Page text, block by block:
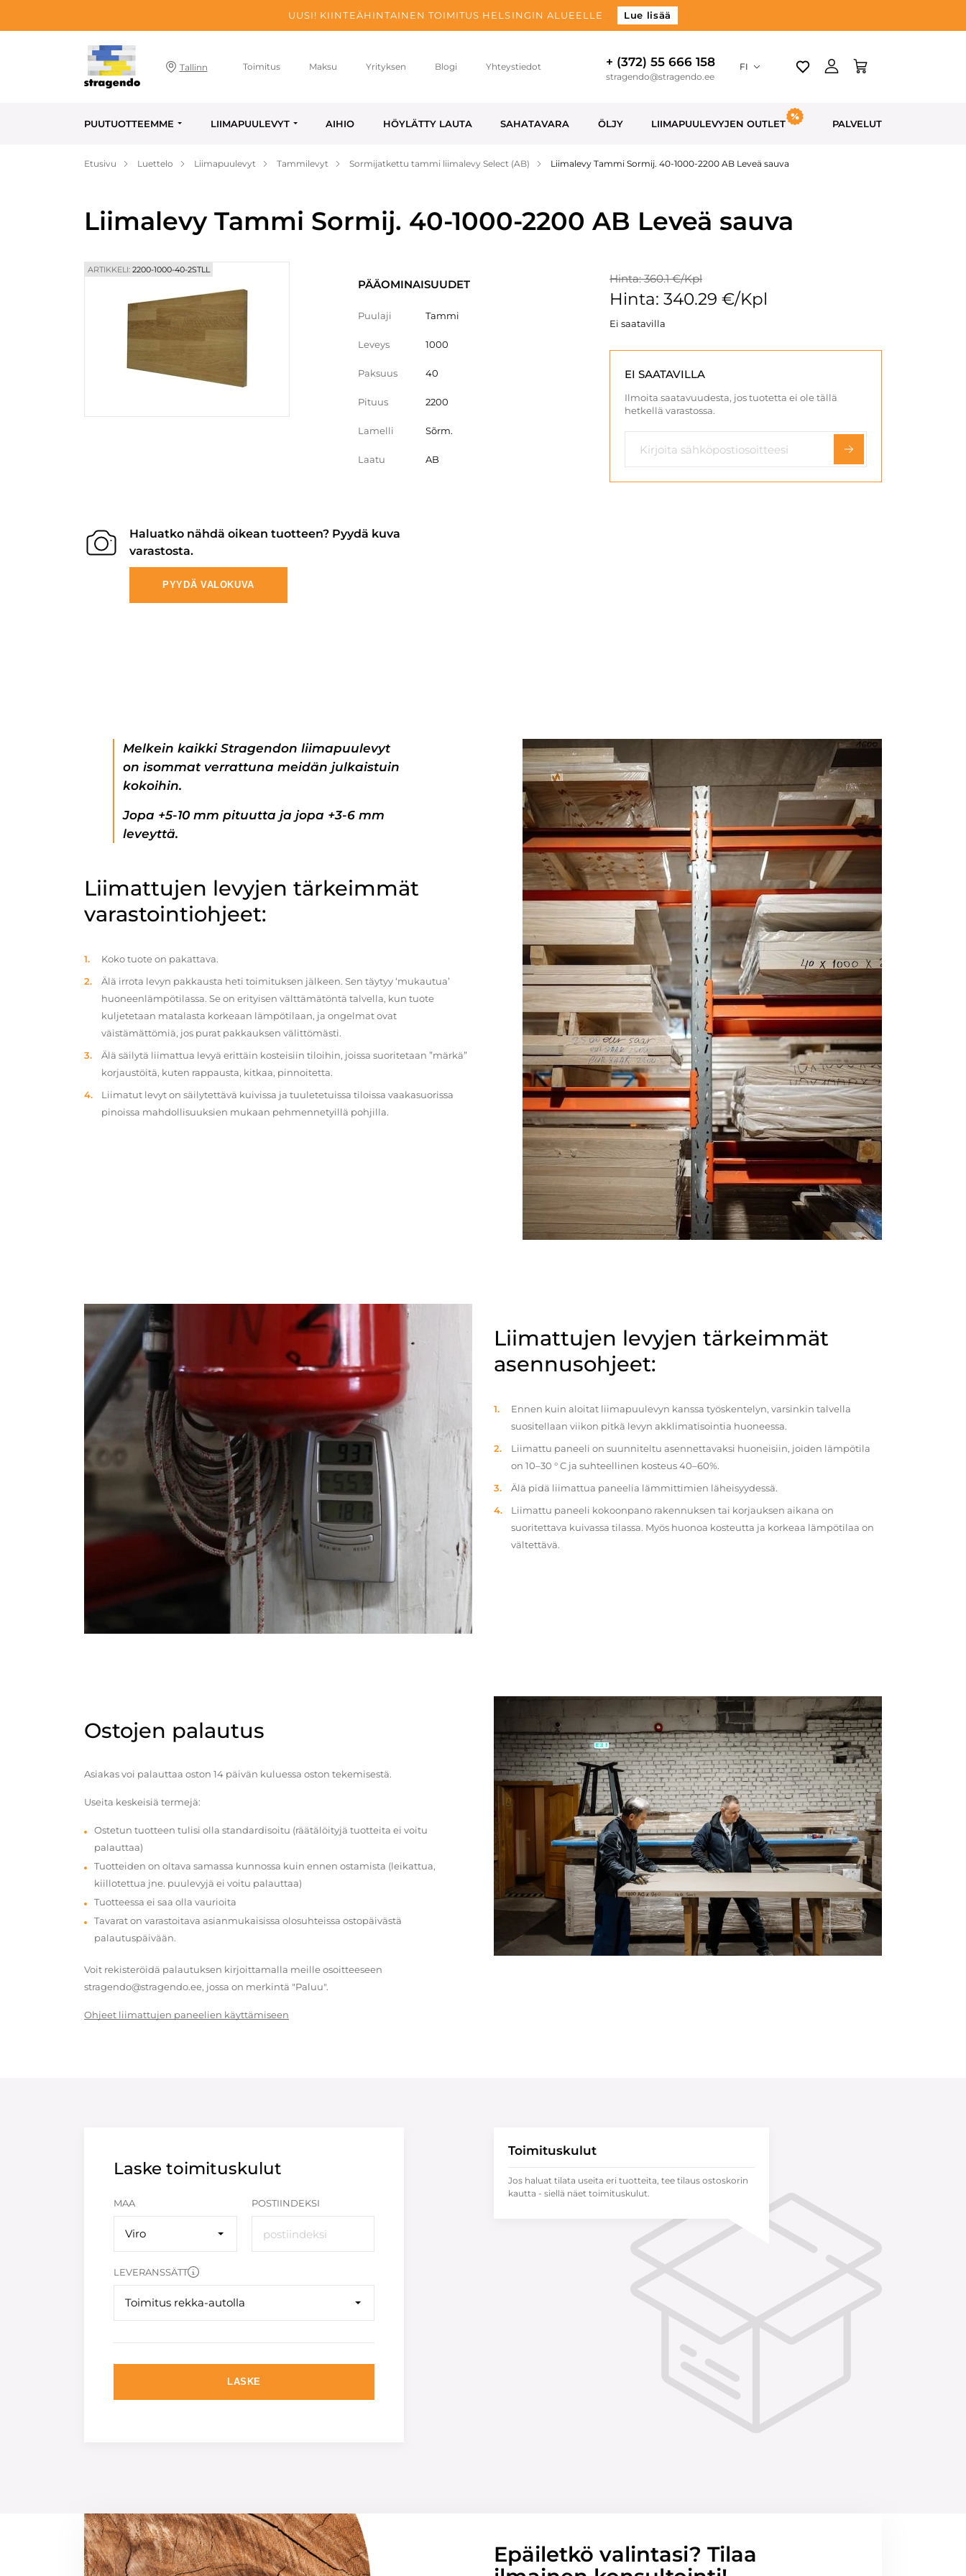
UUSI! KIINTEÄHINTAINEN TOIMITUS HELSINGIN ALUEELLE Lue lisää
Tallinn Toimitus Maksu Yrityksen Blogi Yhteystiedot + (372) 55 666 158
stragendo@stragendo.ee
FI
PUUTUOTTEEMME LIIMAPUULEVYT AIHIO HÖYLÄTTY LAUTA SAHATAVARA ÖLJY LIIMAPUULEVYJEN OUTLET PALVELUT
Etusivu Luettelo Liimapuulevyt Tammilevyt Sormijatkettu tammi liimalevy Select (AB) Liimalevy Tammi Sormij. 40-1000-2200 AB Leveä sauva
Liimalevy Tammi Sormij. 40-1000-2200 AB Leveä sauva
ARTIKKELI: 2200-1000-40-2STLL
PÄÄOMINAISUUDET
Puulaji Tammi
Leveys 1000
Paksuus 40
Pituus 2200
Lamelli Sõrm.
Laatu AB
Hinta: 360.1 €/Kpl
Hinta: 340.29 €/Kpl
Ei saatavilla
EI SAATAVILLA
Ilmoita saatavuudesta, jos tuotetta ei ole tällä
hetkellä varastossa.
Haluatko nähdä oikean tuotteen? Pyydä kuva
varastosta.
PYYDÄ VALOKUVA
Melkein kaikki Stragendon liimapuulevyt
on isommat verrattuna meidän julkaistuin
kokoihin.
Jopa +5-10 mm pituutta ja jopa +3-6 mm
leveyttä.
Liimattujen levyjen tärkeimmät
varastointiohjeet:
Koko tuote on pakattava.
Älä irrota levyn pakkausta heti toimituksen jälkeen. Sen täytyy ‘mukautua’
huoneenlämpötilassa. Se on erityisen välttämätöntä talvella, kun tuote
kuljetetaan matalasta korkeaan lämpötilaan, ja ongelmat ovat
väistämättömiä, jos purat pakkauksen välittömästi.
Älä säilytä liimattua levyä erittäin kosteisiin tiloihin, joissa suoritetaan ”märkä”
korjaustöitä, kuten rappausta, kitkaa, pinnoitetta.
Liimatut levyt on säilytettävä kuivissa ja tuuletetuissa tiloissa vaakasuorissa
pinoissa mahdollisuuksien mukaan pehmennetyillä pohjilla.
Liimattujen levyjen tärkeimmät
asennusohjeet:
Ennen kuin aloitat liimapuulevyn kanssa työskentelyn, varsinkin talvella
suositellaan viikon pitkä levyn akklimatisointia huoneessa.
Liimattu paneeli on suunniteltu asennettavaksi huoneisiin, joiden lämpötila
on 10–30 ° C ja suhteellinen kosteus 40–60%.
Älä pidä liimattua paneelia lämmittimien läheisyydessä.
Liimattu paneeli kokoonpano rakennuksen tai korjauksen aikana on
suoritettava kuivassa tilassa. Myös huonoa kosteutta ja korkeaa lämpötilaa on
vältettävä.
Ostojen palautus
Asiakas voi palauttaa oston 14 päivän kuluessa oston tekemisestä.
Useita keskeisiä termejä:
Ostetun tuotteen tulisi olla standardisoitu (räätälöityjä tuotteita ei voitu
palauttaa)
Tuotteiden on oltava samassa kunnossa kuin ennen ostamista (leikattua,
kiillotettua jne. puulevyjä ei voitu palauttaa)
Tuotteessa ei saa olla vaurioita
Tavarat on varastoitava asianmukaisissa olosuhteissa ostopäivästä
palautuspäivään.
Voit rekisteröidä palautuksen kirjoittamalla meille osoitteeseen
stragendo@stragendo.ee, jossa on merkintä "Paluu".
Ohjeet liimattujen paneelien käyttämiseen
Laske toimituskulut
MAA
Viro
POSTIINDEKSI
LEVERANSSÄTT
Toimitus rekka-autolla
LASKE
Toimituskulut
Jos haluat tilata useita eri tuotteita, tee tilaus ostoskorin
kautta - siellä näet toimituskulut.
Epäiletkö valintasi? Tilaa